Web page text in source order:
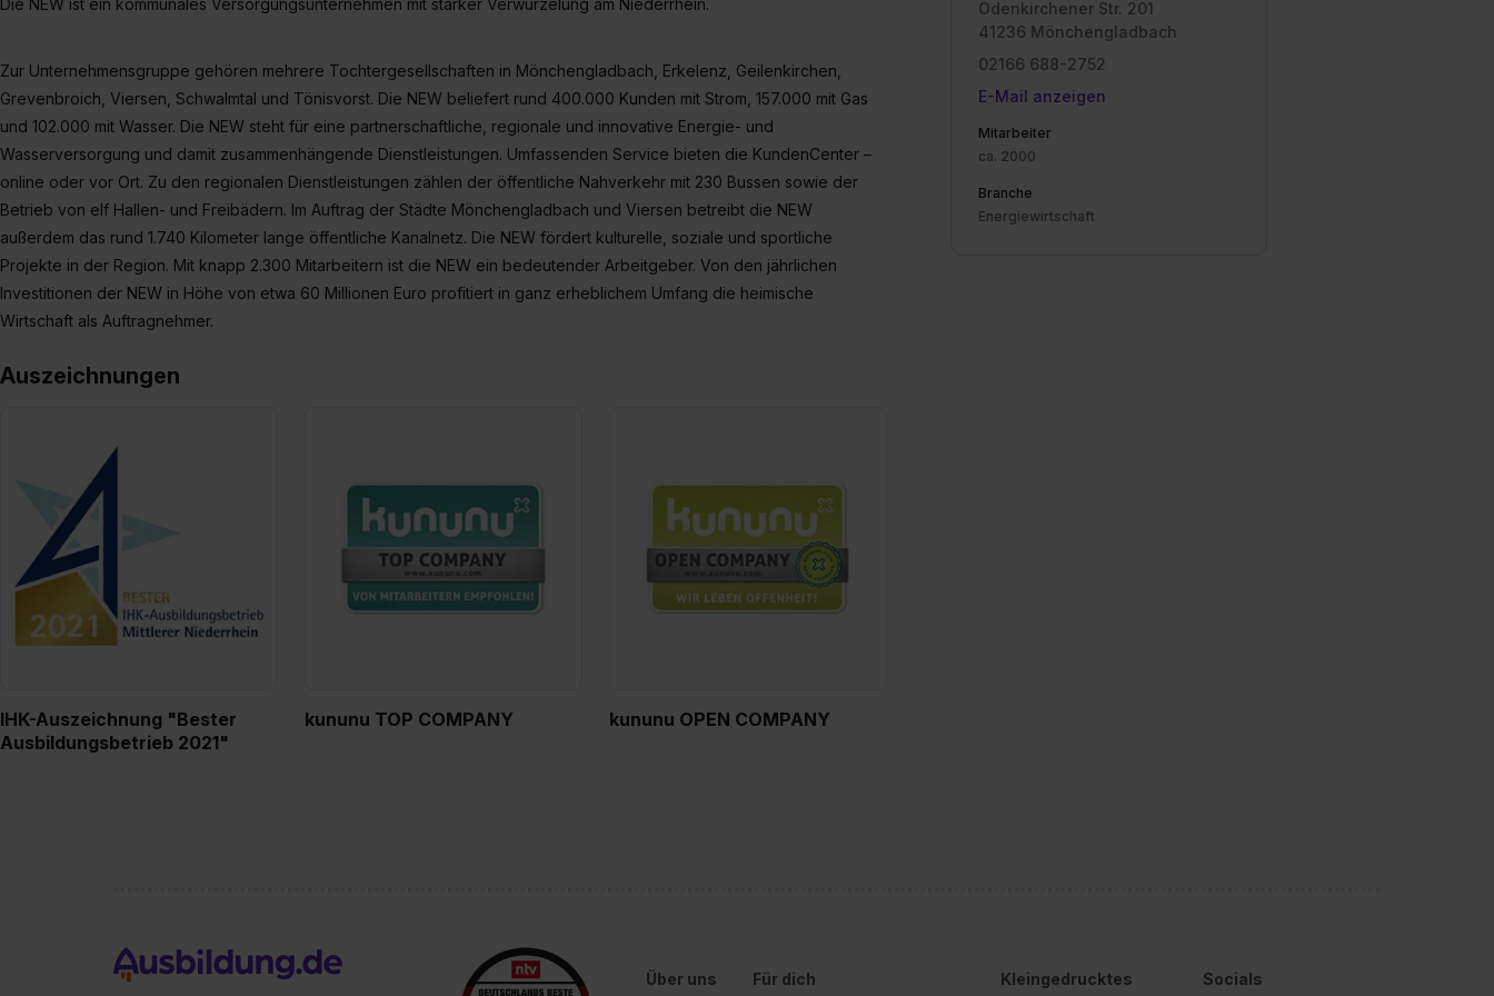
Odenkirchener Str. 201
41236 Mönchengladbach
02166 688-2752
E-Mail anzeigen
Mitarbeiter
ca. 2000
Branche
Energiewirtschaft
Die NEW ist ein kommunales Versorgungsunternehmen mit starker Verwurzelung am Niederrhein.
Zur Unternehmensgruppe gehören mehrere Tochtergesellschaften in Mönchengladbach, Erkelenz, Geilenkirchen,
Grevenbroich, Viersen, Schwalmtal und Tönisvorst. Die NEW beliefert rund 400.000 Kunden mit Strom, 157.000 mit Gas
und 102.000 mit Wasser. Die NEW steht für eine partnerschaftliche, regionale und innovative Energie- und
Wasserversorgung und damit zusammenhängende Dienstleistungen. Umfassenden Service bieten die KundenCenter –
online oder vor Ort. Zu den regionalen Dienstleistungen zählen der öffentliche Nahverkehr mit 230 Bussen sowie der
Betrieb von elf Hallen- und Freibädern. Im Auftrag der Städte Mönchengladbach und Viersen betreibt die NEW
außerdem das rund 1.740 Kilometer lange öffentliche Kanalnetz. Die NEW fördert kulturelle, soziale und sportliche
Projekte in der Region. Mit knapp 2.300 Mitarbeitern ist die NEW ein bedeutender Arbeitgeber. Von den jährlichen
Investitionen der NEW in Höhe von etwa 60 Millionen Euro profitiert in ganz erheblichem Umfang die heimische
Wirtschaft als Auftragnehmer.
Auszeichnungen
IHK-Auszeichnung "Bester
Ausbildungsbetrieb 2021"
kununu TOP COMPANY kununu OPEN COMPANY
Über uns Für dich Kleingedrucktes Socials